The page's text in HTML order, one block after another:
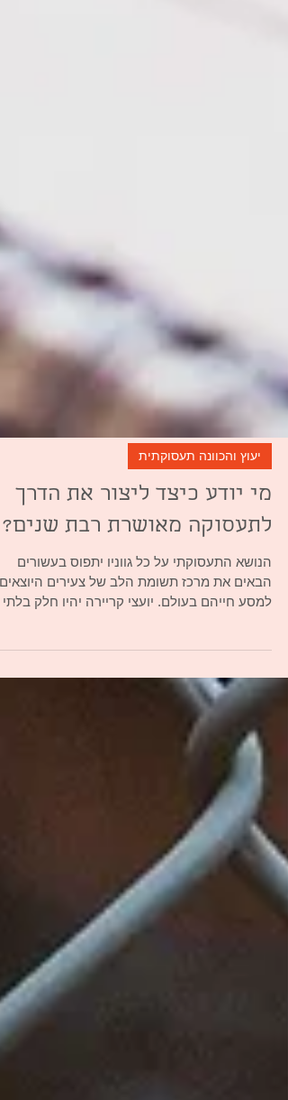
יעוץ והכוונה תעסוקתית
מי יודע כיצד ליצור את הדרך
לתעסוקה מאושרת רבת שנים?
הבאים את מרכז תשומת הלב של צעירים היוצאים
נפרד...